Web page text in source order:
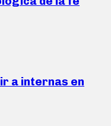
a internas en